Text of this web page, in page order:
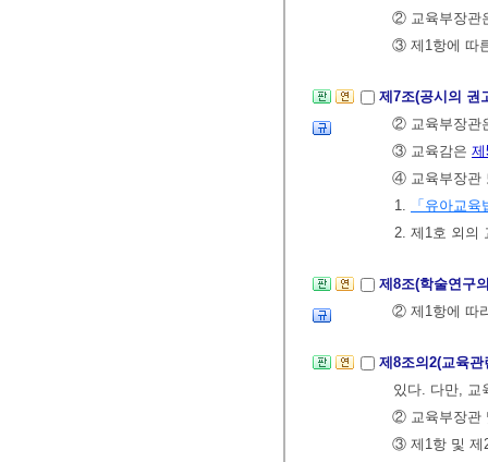
② 교육부장관
③ 제1항에 따
제7조(공시의 권
② 교육부장관
③ 교육감은
④ 교육부장관
1.
「유아교육
2. 제1호 외의
제8조(학술연구
② 제1항에 따
제8조의2(교육
있다. 다만, 교
② 교육부장관
③ 제1항 및 제